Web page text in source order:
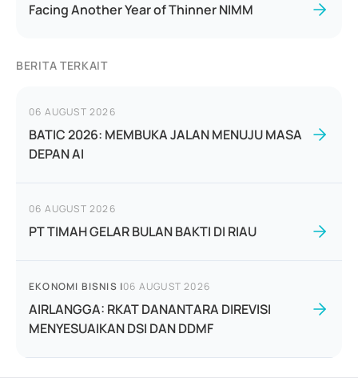
Facing Another Year of Thinner NIMM
BERITA TERKAIT
06 AUGUST 2026
BATIC 2026: MEMBUKA JALAN MENUJU MASA
DEPAN AI
06 AUGUST 2026
PT TIMAH GELAR BULAN BAKTI DI RIAU
EKONOMI BISNIS |06 AUGUST 2026
AIRLANGGA: RKAT DANANTARA DIREVISI
MENYESUAIKAN DSI DAN DDMF